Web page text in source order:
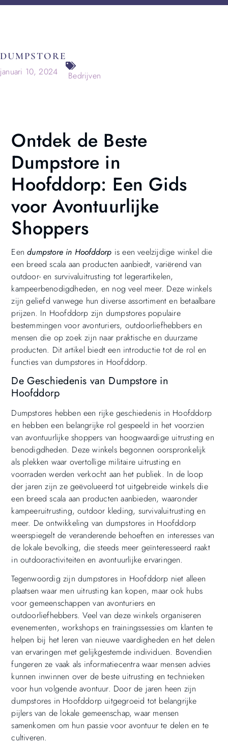
DUMPSTORE
januari 10, 2024
Bedrijven
Ontdek de Beste
Dumpstore in
Hoofddorp: Een Gids
voor Avontuurlijke
Shoppers
Eendumpstore in Hoofddorp is een veelzijdige winkel die
een breed scala aan producten aanbiedt, variërend van
outdoor- en survivaluitrusting tot legerartikelen,
kampeerbenodigdheden, en nog veel meer. Deze winkels
zijn geliefd vanwege hun diverse assortiment en betaalbare
prijzen. In Hoofddorp zijn dumpstores populaire
bestemmingen voor avonturiers, outdoorliefhebbers en
mensen die op zoek zijn naar praktische en duurzame
producten. Dit artikel biedt een introductie tot de rol en
functies van dumpstores in Hoofddorp.
De Geschiedenis van Dumpstore in
Hoofddorp
Dumpstores hebben een rijke geschiedenis in Hoofddorp
en hebben een belangrijke rol gespeeld in het voorzien
van avontuurlijke shoppers van hoogwaardige uitrusting en
benodigdheden. Deze winkels begonnen oorspronkelijk
als plekken waar overtollige militaire uitrusting en
voorraden werden verkocht aan het publiek. In de loop
der jaren zijn ze geëvolueerd tot uitgebreide winkels die
een breed scala aan producten aanbieden, waaronder
kampeeruitrusting, outdoor kleding, survivaluitrusting en
meer. De ontwikkeling van dumpstores in Hoofddorp
weerspiegelt de veranderende behoeften en interesses van
de lokale bevolking, die steeds meer geïnteresseerd raakt
in outdooractiviteiten en avontuurlijke ervaringen.
Tegenwoordig zijn dumpstores in Hoofddorp niet alleen
plaatsen waar men uitrusting kan kopen, maar ook hubs
voor gemeenschappen van avonturiers en
outdoorliefhebbers. Veel van deze winkels organiseren
evenementen, workshops en trainingssessies om klanten te
helpen bij het leren van nieuwe vaardigheden en het delen
van ervaringen met gelijkgestemde individuen. Bovendien
fungeren ze vaak als informatiecentra waar mensen advies
kunnen inwinnen over de beste uitrusting en technieken
voor hun volgende avontuur. Door de jaren heen zijn
dumpstores in Hoofddorp uitgegroeid tot belangrijke
pijlers van de lokale gemeenschap, waar mensen
samenkomen om hun passie voor avontuur te delen en te
cultiveren.